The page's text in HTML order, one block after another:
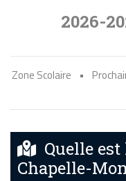
2026-
Zone Scolaire •
Quelle
Chapelle-